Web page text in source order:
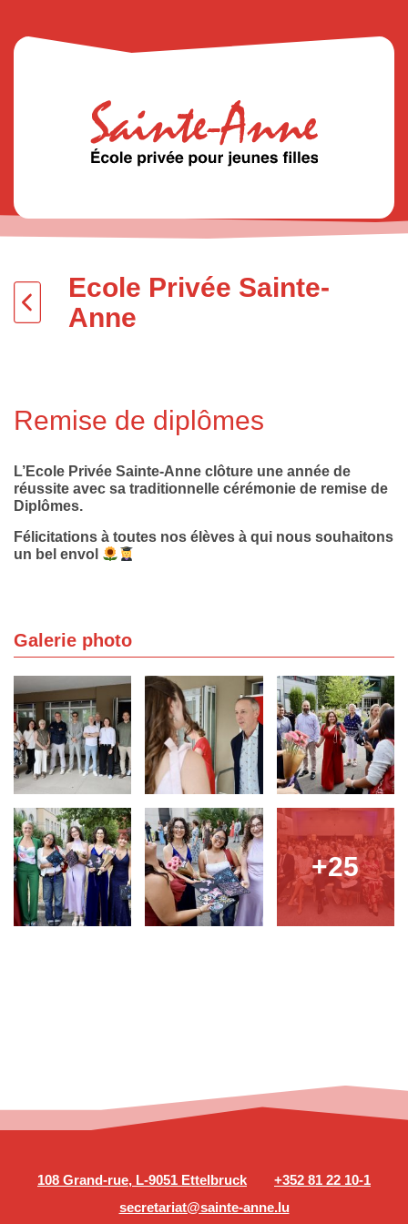
Ecole Privée Sainte-
Anne
Remise de diplômes
L’Ecole Privée Sainte-Anne clôture une année de
réussite avec sa traditionnelle cérémonie de remise de
Diplômes.
Félicitations à toutes nos élèves à qui nous souhaitons
un bel envol
Galerie photo
+25
108 Grand-rue, L-9051 Ettelbruck
+352 81 22 10-1
secretariat@sainte-anne.lu